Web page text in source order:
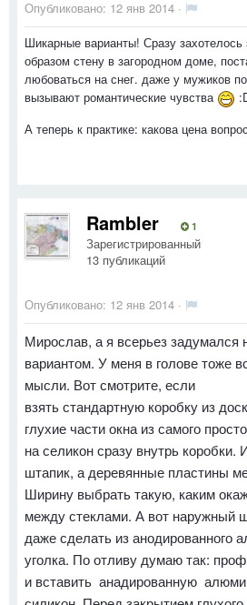
Опубликовано: 12 янв 2014 ·
Шикарные варианты! Сразу захотелось
образом стену в загородном доме,
любоваться на снег. даже у мужиков
вызывают романтические чувства
А теперь к практике: какова цена
Rambler 1
Зарегистрированный
13 публикаций
Опубликовано: 12 янв 2014 ·
Мирослав, а я всерьез задумался
вариантом. У меня в голове тоже
мысли. Вот смотрите, если
взять стандартную коробку из
глухие части окна из самого
на селикон сразу внутрь коробки.
штапик, а деревянные пластины
Ширину выбрать такую, каким
между стеклами. А вот наружный
даже сделать из анодированного
уголка. По отливу думаю так:
и вставить анадированную